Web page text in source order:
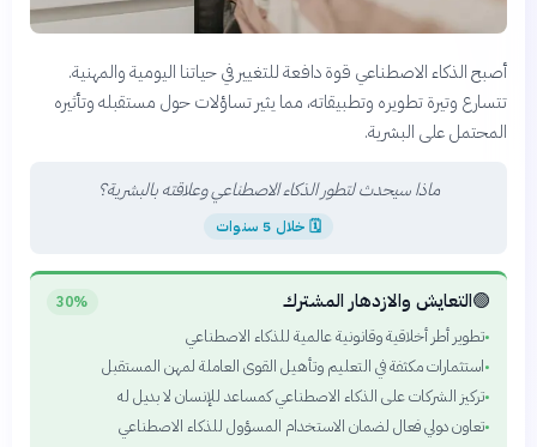
أصبح الذكاء الاصطناعي قوة دافعة للتغيير في حياتنا اليومية والمهنية.
تتسارع وتيرة تطويره وتطبيقاته، مما يثير تساؤلات حول مستقبله وتأثيره
المحتمل على البشرية.
ماذا سيحدث لتطور الذكاء الاصطناعي وعلاقته بالبشرية؟
🗓 خلال 5 سنوات
🟢التعايش والازدهار المشترك 30%
•تطوير أطر أخلاقية وقانونية عالمية للذكاء الاصطناعي
•استثمارات مكثفة في التعليم وتأهيل القوى العاملة لمهن المستقبل
•تركيز الشركات على الذكاء الاصطناعي كمساعد للإنسان لا بديل له
•تعاون دولي فعال لضمان الاستخدام المسؤول للذكاء الاصطناعي